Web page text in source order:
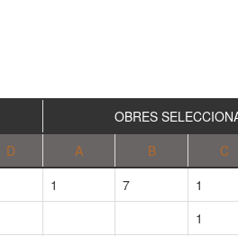
OBRES
D A B C
1 7 1
1